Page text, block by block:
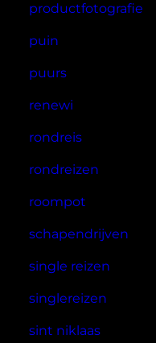
productfotografie
puin
puurs
renewi
rondreis
rondreizen
roompot
schapendrijven
single reizen
singlereizen
sint niklaas